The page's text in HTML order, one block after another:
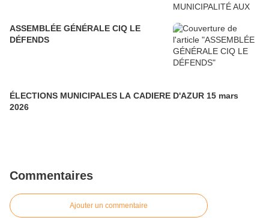
ASSEMBLÉE GÉNÉRALE CIQ LE
DÉFENDS
ÉLECTIONS MUNICIPALES LA CADIERE D'AZUR 15 mars
2026
Commentaires
Ajouter un commentaire